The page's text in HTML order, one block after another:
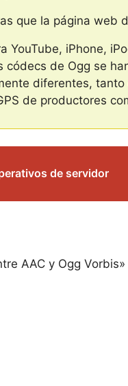
que la página web
iPhone,
de Ogg se
diferentes,
de productores
de servidor
AAC y Ogg